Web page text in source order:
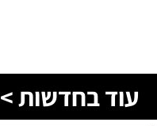
עוד בחדשות >